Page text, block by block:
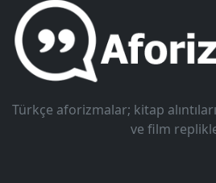
Türkçe aforizmalar; kitap
ve film